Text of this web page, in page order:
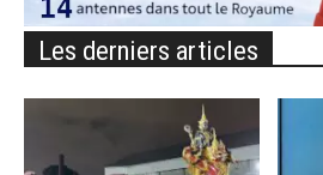
Les derniers articles